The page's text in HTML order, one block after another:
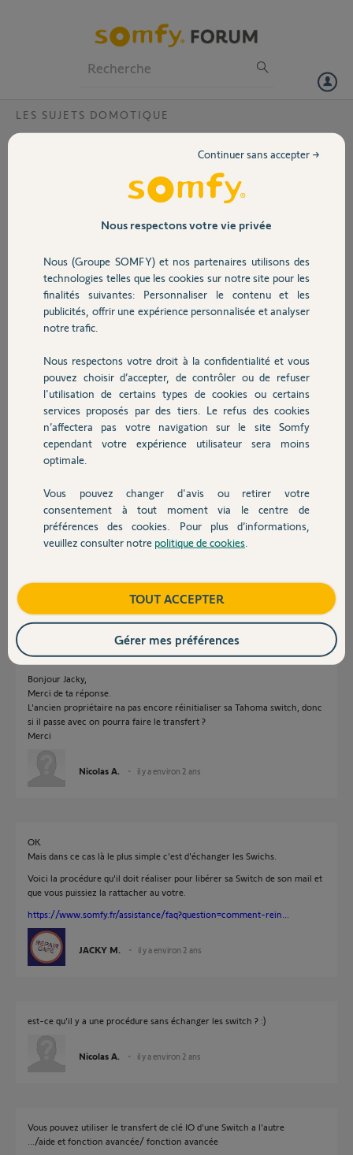
Volet
Sécurité
Domotique
Chauffage
Autres produits
Devis avec un pro
Contact
LES SUJETS DOMOTIQUE
Paramétrage tahoma switch ?
Je viens d'acheter une maison ou l'ancien propriétaire avait une
Tahoma switch pour gérer les volants roulants.
j'ai donc acheté une Tahoma switch mais impossible de paramétrer
IO pour récupérer le paramétrage de l'ancienne Tahoma switch.
Est-ce faisable ? ou alors quelle est la solution ?
Merci de votre aide.
il y a environ 2 ans
Participer au fil de discussion
Réponses
Bonjour Nicolas
Pour ça il faut l'ancien N° PIN de la Switch et le nouveau.
Cependant si l'ancien propriétaire a récupéré sa Switch, il l'a forcément
réinitialisée pour l'installer ailleurs et la clé IO a de nouveau changée.
Bonjour Jacky,
Merci de ta réponse.
L'ancien propriétaire na pas encore réinitialiser sa Tahoma switch, donc
si il passe avec on pourra faire le transfert ?
Merci
Nicolas A. il y a environ 2 ans
OK
Mais dans ce cas là le plus simple c'est d'échanger les Swichs.
Voici la procédure qu'il doit réaliser pour libérer sa Switch de son mail et
que vous puissiez la rattacher au votre.
https://www.somfy.fr/assistance/faq?question=comment-rein...
JACKY M. il y a environ 2 ans
est-ce qu'il y a une procédure sans échanger les switch ? :)
Nicolas A. il y a environ 2 ans
Vous pouvez utiliser le transfert de clé IO d'une Switch a l'autre
.../aide et fonction avancée/ fonction avancée
Nous respectons votre vie privée
Nous (Groupe SOMFY) et nos partenaires utilisons des
technologies telles que les cookies sur notre site pour les
finalités suivantes: Personnaliser le contenu et les
publicités, offrir une expérience personnalisée et analyser
notre trafic.
Nous respectons votre droit à la confidentialité et vous
pouvez choisir d’accepter, de contrôler ou de refuser
l'utilisation de certains types de cookies ou certains
services proposés par des tiers. Le refus des cookies
n’affectera pas votre navigation sur le site Somfy
cependant votre expérience utilisateur sera moins
optimale.
Vous pouvez changer d'avis ou retirer votre
consentement à tout moment via le centre de
préférences des cookies. Pour plus d’informations,
veuillez consulter notre politique de cookies
Continuer sans accepter →
TOUT ACCEPTER
Gérer mes préférences